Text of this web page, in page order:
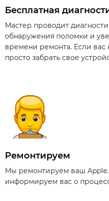
Бесплатная
Мастер проводит
обнаружения поломки и
времени ремонта. Если вас
просто забрать свое
Ремонтируем
Мы ремонтируем ваш
информируем вас о